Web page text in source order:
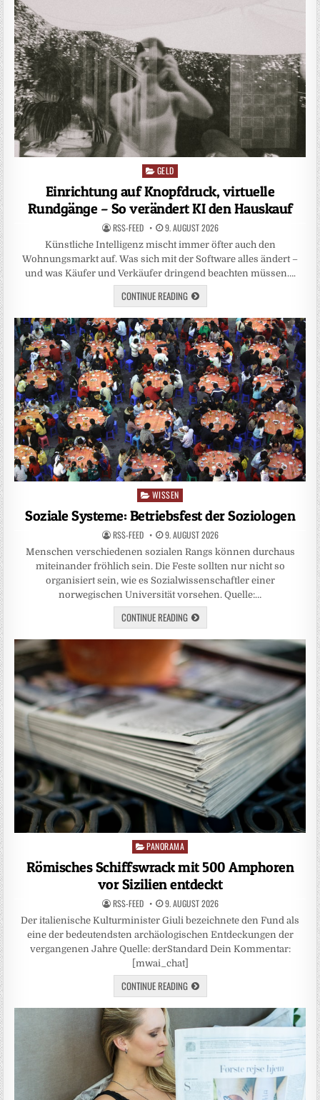
Posted
in
GELD
Einrichtung auf Knopfdruck, virtuelle
Rundgänge – So verändert KI den Hauskauf
RSS-FEED 9. AUGUST 2026
Künstliche Intelligenz mischt immer öfter auch den
Wohnungsmarkt auf. Was sich mit der Software alles ändert –
und was Käufer und Verkäufer dringend beachten müssen….
CONTINUE READING
Posted
in
WISSEN
Soziale Systeme: Betriebsfest der Soziologen
RSS-FEED 9. AUGUST 2026
Menschen verschiedenen sozialen Rangs können durchaus
miteinander fröhlich sein. Die Feste sollten nur nicht so
organisiert sein, wie es Sozialwissenschaftler einer
norwegischen Universität vorsehen. Quelle:…
CONTINUE READING
Posted
in
PANORAMA
Römisches Schiffswrack mit 500 Amphoren
vor Sizilien entdeckt
RSS-FEED 9. AUGUST 2026
Der italienische Kulturminister Giuli bezeichnete den Fund als
eine der bedeutendsten archäologischen Entdeckungen der
vergangenen Jahre Quelle: derStandard Dein Kommentar:
[mwai_chat]
CONTINUE READING